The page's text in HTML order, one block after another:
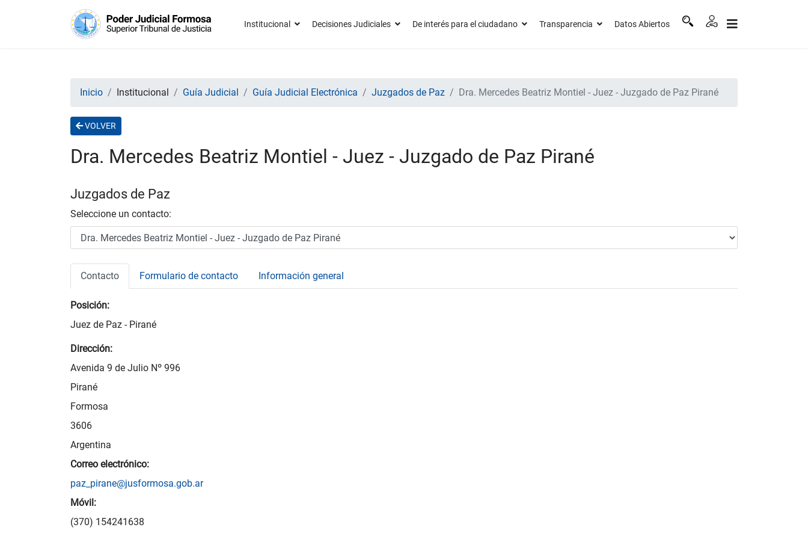
Institucional Decisiones Judiciales De interés para el ciudadano Transparencia Datos Abiertos
Inicio Institucional Guía Judicial Guía Judicial Electrónica Juzgados de Paz Dra. Mercedes Beatriz Montiel - Juez - Juzgado de Paz Pirané
VOLVER
Dra. Mercedes Beatriz Montiel - Juez - Juzgado de Paz Pirané
Juzgados de Paz
Seleccione un contacto:
Contacto Formulario de contacto Información general
Posición:
Juez de Paz - Pirané
Dirección:
Avenida 9 de Julio Nº 996
Pirané
Formosa
3606
Argentina
Correo electrónico:
paz_pirane@jusformosa.gob.ar
Móvil:
(370) 154241638